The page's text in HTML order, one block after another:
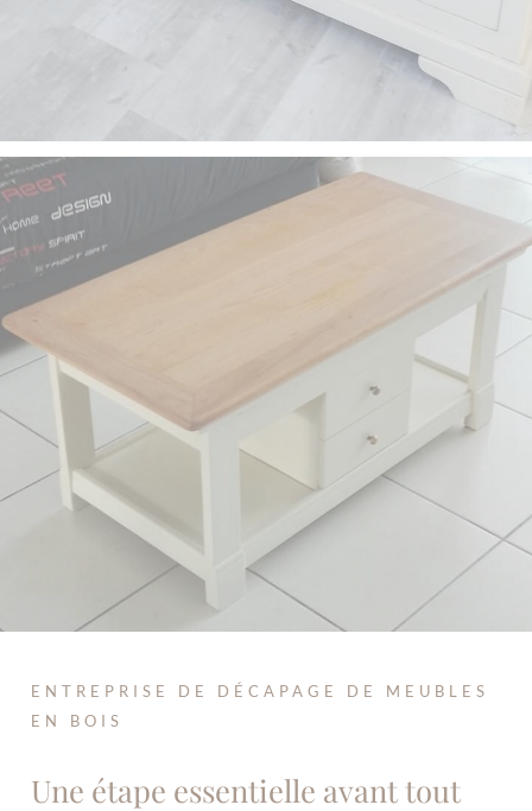
ENTREPRISE DE DÉCAPAGE DE MEUBLES
EN BOIS
Une étape essentielle avant tout